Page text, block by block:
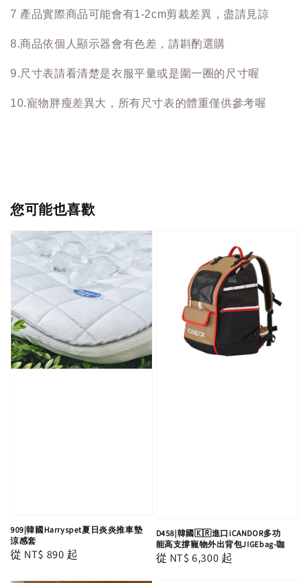
7 產品實際商品可能會有1-2cm剪裁差異，盡請見諒
8.商品依個人顯示器會有色差，請斟酌選購
9.尺寸表請看清楚是衣服平量或是圍一圈的尺寸喔
10.寵物胖瘦差異大，所有尺寸表的體重僅供參考喔
您可能也喜歡
909|韓國Harryspet夏日炎炎推車墊
涼感套
Regular
從 NT$ 890 起
D458|韓國🇰🇷進口iCANDOR多功
能高支撐寵物外出背包JIGEbag-咖
Regular
從 NT$ 6,300 起